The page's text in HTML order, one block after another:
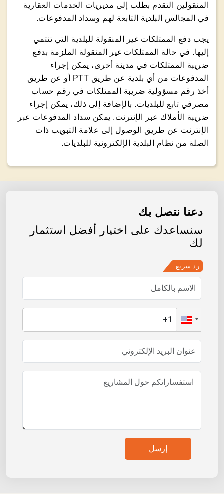
المنقولين التقدم بطلب إلى مديريات الخدمات العقارية
في المجالس البلدية التابعة لهم وسداد المدفوعات.
يجب دفع الممتلكات غير المنقولة للبلدية التي تنتمي
إليها. في حالة الممتلكات غير المنقولة الملزمة بدفع
ضريبة الممتلكات في مدينة أخرى، يمكن إجراء
المدفوعات من أي بلدية عن طريق PTT أو عن طريق
أخذ رقم مسؤولية ضريبة الممتلكات في رقم حساب
مصرفي تابع للبلديات. بالإضافة إلى ذلك، يمكن إجراء
ضريبة الأملاك عبر الإنترنت. يمكن سداد المدفوعات عبر
الإنترنت عن طريق الوصول إلى علامة التبويب ذات
الصلة من نظام البلدية الإلكترونية للبلديات.
دعنا نتصل بك
سنساعدك على اختيار أفضل استثمار
لك
رد سريع
إرسل